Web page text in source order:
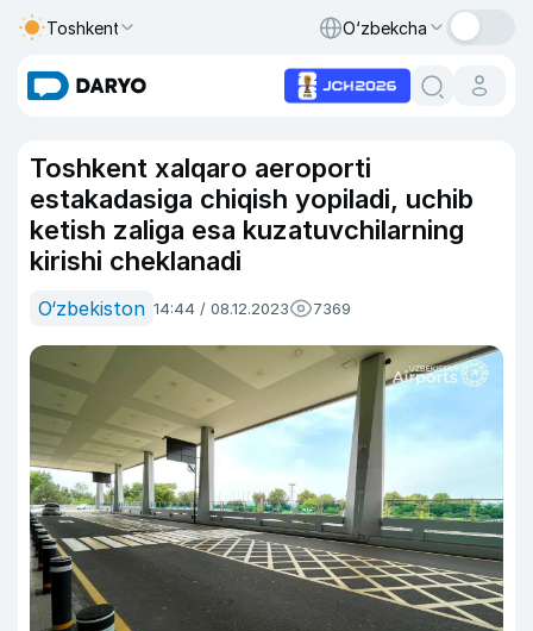
Toshkent O‘zbekcha
Toshkent xalqaro aeroporti
estakadasiga chiqish yopiladi, uchib
ketish zaliga esa kuzatuvchilarning
kirishi cheklanadi
O‘zbekiston 14:44 / 08.12.2023 7369